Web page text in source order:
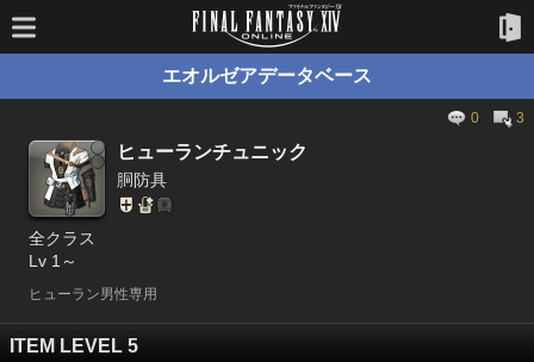
エオルゼアデータベース
0 3
ヒューランチュニック
胴防具
全クラス
Lv 1～
ヒューラン男性専用
ITEM LEVEL 5